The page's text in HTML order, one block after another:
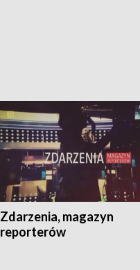
Zdarzenia, magazyn
reporterów